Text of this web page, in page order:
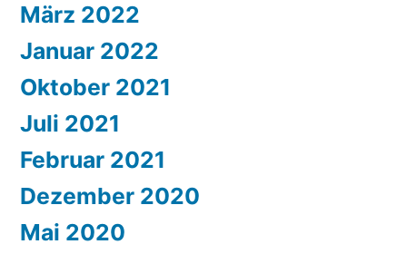
März 2022
Januar 2022
Oktober 2021
Juli 2021
Februar 2021
Dezember 2020
Mai 2020